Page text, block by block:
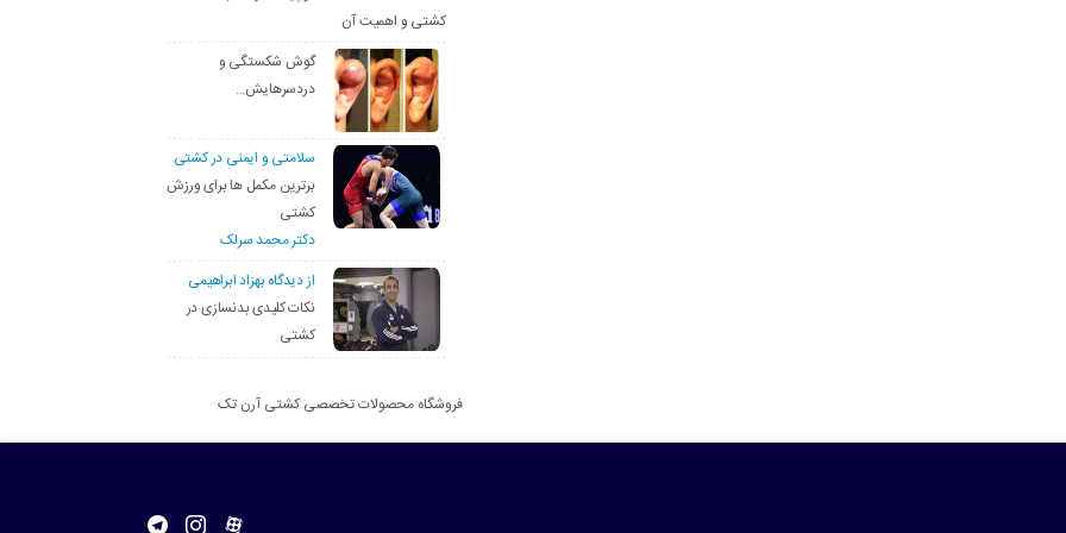
کشتی و اهمیت آن
گوش شکستگی و
دردسرهایش…
سلامتی و ایمنی در کشتی
برترین مکمل ها برای ورزش
کشتی
دکتر محمد سرلک
از دیدگاه بهزاد ابراهیمی
نکات کلیدی بدنسازی در
کشتی
فروشگاه محصولات تخصصی کشتی آرن تک